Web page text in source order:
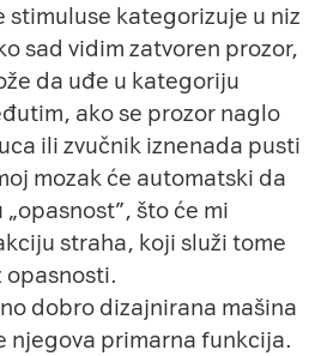
stimuluse kategorizuje u niz
sad vidim zatvoren prozor,
da uđe u kategoriju
ako se prozor naglo
ili zvučnik iznenada pusti
mozak će automatski da
što će mi
straha, koji služi tome
opasnosti.
dobro dizajnirana mašina
njegova primarna funkcija.